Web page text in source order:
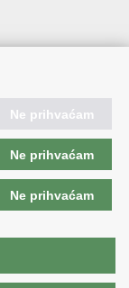
Ne prihvaćam
Ne prihvaćam
Ne prihvaćam